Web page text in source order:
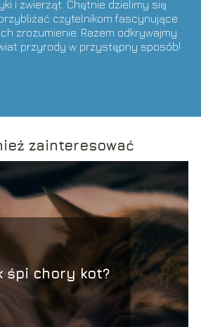
i zwierząt. Chętnie dzielimy się
czytelnikom fascynujące
zrozumienie. Razem odkrywajmy
przyrody w przystępny sposób!
zainteresować
śpi chory kot?